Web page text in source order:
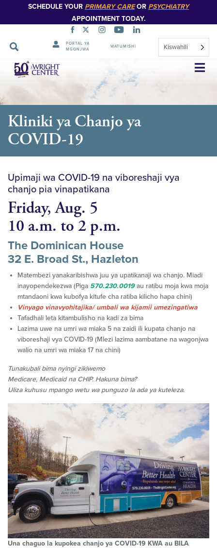
SCHEDULE YOUR PRIMARY CAREOR PSYCHIATRY
APPOINTMENT TODAY.
PORTAL YA
MGONJWA
WATUMISHI Kiswahili
Ruka
Urambazaji
Kliniki ya Chanjo ya
COVID-19
Upimaji wa COVID-19 na viboreshaji vya
chanjo pia vinapatikana
Friday, Aug. 5
10 a.m. to 2 p.m.
The Dominican House
32 E. Broad St., Hazleton
Matembezi yanakaribishwa juu ya upatikanaji wa chanjo. Miadi
inayopendekezwa (Piga 570.230.0019au ratibu moja kwa moja
mtandaoni kwa kubofya kitufe cha ratiba kilicho hapa chini)
Vinyago vinavyohitajika/ umbali wa kijamii umezingatiwa
Tafadhali leta kitambulisho na kadi za bima
Lazima uwe na umri wa miaka 5 na zaidi ili kupata chanjo na
viboreshaji vya COVID-19 (Mlezi lazima aambatane na wagonjwa
walio na umri wa miaka 17 na chini)
Tunakubali bima nyingi zikiwemo
Medicare, Medicaid na CHIP. Hakuna bima?
Uliza kuhusu mpango wetu wa punguzo la ada ya kuteleza.
Una chaguo la kupokea chanjo ya COVID-19 KWA au BILA